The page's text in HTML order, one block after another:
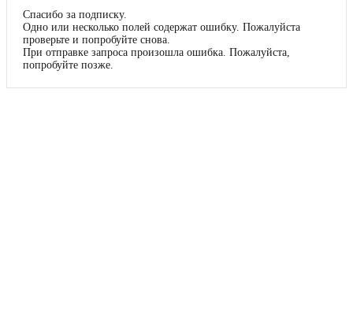
Спасибо за подписку.
Одно или несколько полей содержат ошибку. Пожалуйста
проверьте и попробуйте снова.
При отправке запроса произошла ошибка. Пожалуйста,
попробуйте позже.